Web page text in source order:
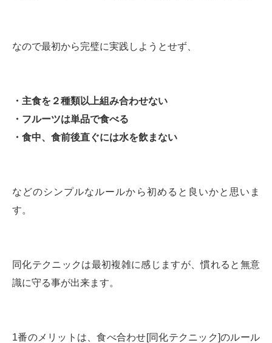
なので最初から完璧に実践しようとせず、
・主食を２種類以上組み合わせない
・フルーツは単品で食べる
・食中、食前後直ぐには水を飲まない
などのシンプルなルールから初めると良いかと思いま
す。
同化テクニックは最初複雑に感じますが、慣れると無意
識に守る事が出来ます。
1番のメリットは、食べ合わせ[同化テクニック]のルール